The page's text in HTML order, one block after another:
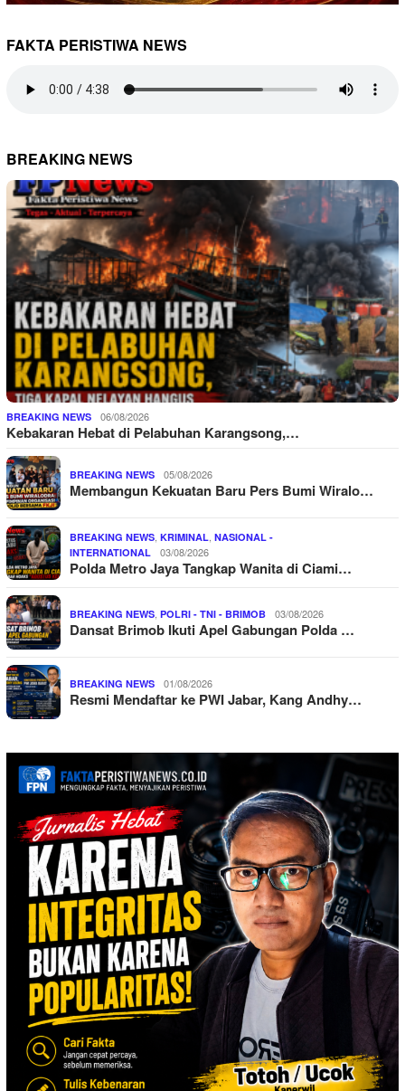
FAKTA PERISTIWA NEWS
BREAKING NEWS
BREAKING NEWS 06/08/2026
Kebakaran Hebat di Pelabuhan Karangsong,…
BREAKING NEWS 05/08/2026
Membangun Kekuatan Baru Pers Bumi Wiralo…
BREAKING NEWS KRIMINAL NASIONAL -
INTERNATIONAL
03/08/2026
Polda Metro Jaya Tangkap Wanita di Ciami…
BREAKING NEWS POLRI - TNI - BRIMOB 03/08/2026
Dansat Brimob Ikuti Apel Gabungan Polda …
BREAKING NEWS 01/08/2026
Resmi Mendaftar ke PWI Jabar, Kang Andhy…